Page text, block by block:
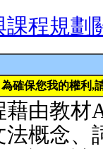
課程規劃
為確保您我的權利,
由教材
法概念、